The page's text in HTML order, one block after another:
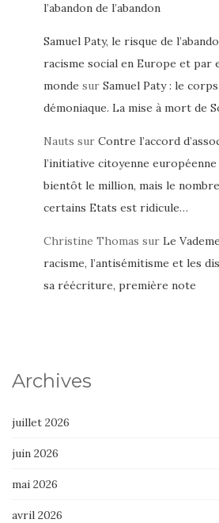
l’abandon de l’abandon
Samuel Paty, le risque de
racisme social en Europe et par
monde sur Samuel Paty : le
démoniaque. La mise à mort de
Nauts sur Contre l’accord
l’initiative citoyenne européenne
bientôt le million, mais le
certains Etats est ridicule…
Christine Thomas sur Le
racisme, l’antisémitisme et les
sa réécriture, première note
Archives
juillet 2026
juin 2026
mai 2026
avril 2026